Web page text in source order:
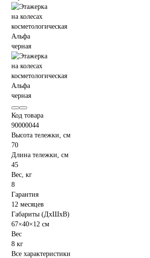
Код товара
90000044
Высота тележки, см
70
Длина тележки, см
45
Вес, кг
8
Гарантия
12 месяцев
Габариты (ДхШхВ)
67×40×12 см
Вес
8 кг
Все характеристики